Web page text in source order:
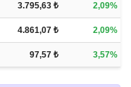
3.795,63 ₺ 2,09%
4.861,07 ₺ 2,09%
97,57 ₺ 3,57%